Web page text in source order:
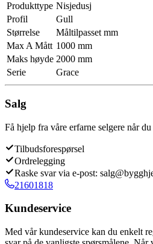
Produkttype Nisjedusj
Profil
Gull
Størrelse
Måltilpasset mm
Max A Mått 1000 mm
Maks høyde 2000 mm
Serie
Grace
Salg
Få hjelp fra våre erfarne selgere når
Tilbudsforespørsel
Ordrelegging
Raske svar via e-post:
21601818
Kundeservice
Med vår kundeservice kan du enkelt